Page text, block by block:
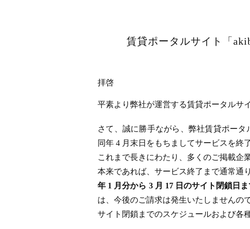
賃貸ポータルサイト「
拝啓
平素より弊社が運営する賃貸ポータルサ
さて、誠に勝手ながら、弊社賃貸ポータ
同年 4 月末日をもちましてサービスを終
これまで長きにわたり、多くのご掲載企
本来であれば、サービス終了まで通常通
年 1 月分から 3 月 17 日のサイト閉鎖日
は、今後のご請求は発生いたしませんの
サイト閉鎖までのスケジュールおよび各